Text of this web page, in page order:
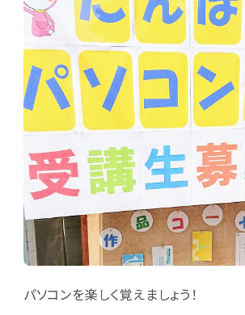
パソコンを楽しく覚えましょう！